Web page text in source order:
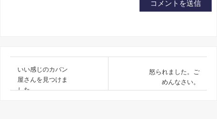
いい感じのカバン
屋さんを見つけま
した。
怒られました。ご
めんなさい。